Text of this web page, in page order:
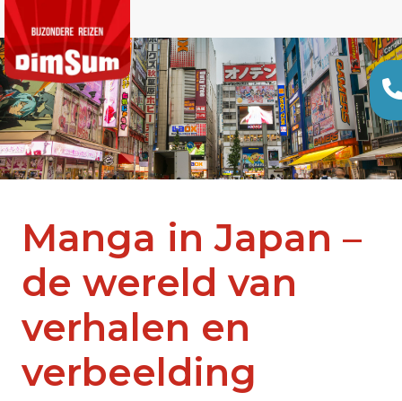
Manga in Japan –
de wereld van
verhalen en
verbeelding